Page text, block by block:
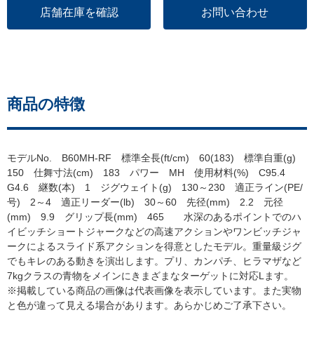
店舗在庫を確認 お問い合わせ
商品の特徴
モデルNo. B60MH-RF 標準全長(ft/cm) 60(183) 標準自重(g)
150 仕舞寸法(cm) 183 パワー MH 使用材料(%) C95.4
G4.6 継数(本) 1 ジグウェイト(g) 130～230 適正ライン(PE/
号) 2～4 適正リーダー(lb) 30～60 先径(mm) 2.2 元径
(mm) 9.9 グリップ長(mm) 465 水深のあるポイントでのハ
イビッチショートジャークなどの高速アクションやワンビッチジャ
ークによるスライド系アクションを得意としたモデル。重量級ジグ
でもキレのある動きを演出します。プリ、カンパチ、ヒラマザなど
7kgクラスの青物をメインにきまざまなターゲットに対応Lます。
※掲載している商品の画像は代表画像を表示しています。また実物
と色が違って見える場合があります。あらかじめご了承下さい。